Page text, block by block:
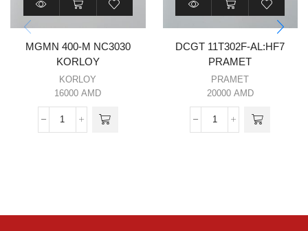
MGMN 400-M NC3030
KORLOY
KORLOY
16000AMD
DCGT 11T302F-AL:HF7
PRAMET
PRAMET
20000 AMD